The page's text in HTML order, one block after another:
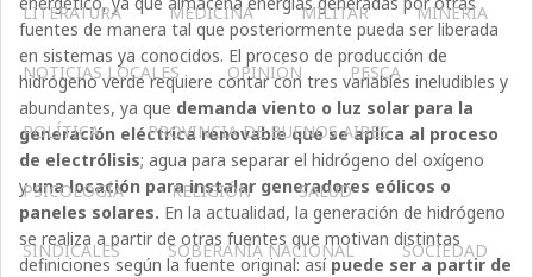
LITERATURA MEDICINA MILITAR MINERIA
NOTICIAS LOCALES OPINIÓN PESCA
POLÍTICA PROVINCIA DE BUENOS AIRES
PSICOLOGÍA RELIGIÓN SALUD
SINDICALES SOBERANÍA NACIONAL SOCIEDAD
fuentes de manera tal que posteriormente pueda ser liberada
en sistemas ya conocidos. El proceso de producción de
hidrógeno verde requiere contar con tres variables ineludibles y
abundantes, ya que demanda viento o luz solar para la
generación eléctrica renovable que se aplica al proceso
de electrólisis; agua para separar el hidrógeno del oxígeno
yuna locación para instalar generadores eólicos o
paneles solares. En la actualidad, la generación de hidrógeno
se realiza a partir de otras fuentes que motivan distintas
definiciones según la fuente original: asípuede ser a partir de